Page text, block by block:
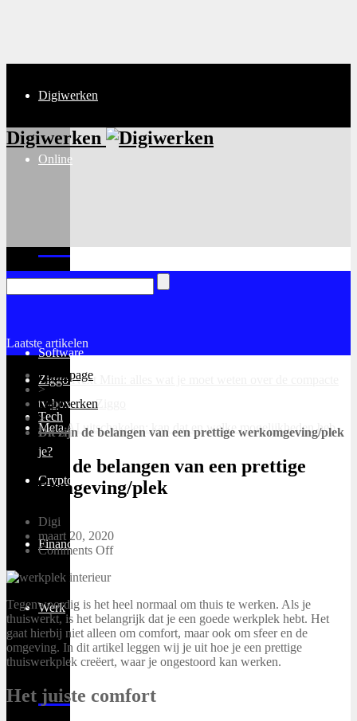
Digiwerken
Online
Software
Tech
Cryptocurrency
Financieel
Werk
Digiwerken
Laatste artikelen
Ziggo Next Mini: alles wat je moet weten over de compacte
tv-box van Ziggo
Meta AI uitschakelen: kan dat en welke mogelijkheden heb
je?
Homepage
>
Digiwerken
>
Dit zijn de belangen van een prettige werkomgeving/plek
Dit zijn de belangen van een prettige
werkomgeving/plek
Digi
maart 20, 2020
Comments Off
Tegenwoordig is het heel normaal om thuis te werken. Als je
thuiswerkt, is het belangrijk dat je een goede werkplek hebt. Het
gaat hierbij niet alleen om comfort, maar ook om sfeer en de
omgeving. In dit artikel leggen wij je uit hoe je een prettige
thuiswerkplek creëert, waar je ongestoord kan werken.
Het juiste comfort